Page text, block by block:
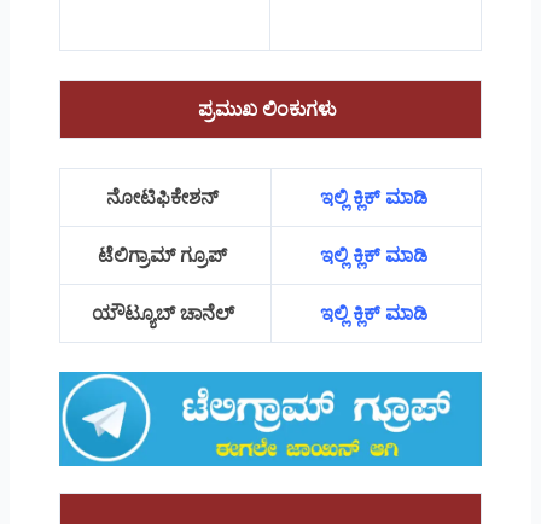
ಪ್ರಮುಖ ಲಿಂಕುಗಳು
ನೋಟಿಫಿಕೇಶನ್ ಇಲ್ಲಿ ಕ್ಲಿಕ್ ಮಾಡಿ
ಟೆಲಿಗ್ರಾಮ್ ಗ್ರೂಪ್ ಇಲ್ಲಿ ಕ್ಲಿಕ್ ಮಾಡಿ
ಯೌಟ್ಯೂಬ್ ಚಾನೆಲ್ ಇಲ್ಲಿ ಕ್ಲಿಕ್ ಮಾಡಿ